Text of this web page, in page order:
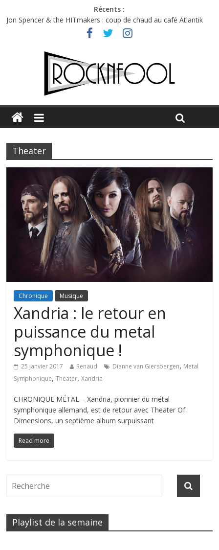
Récents :
Jon Spencer & the HITmakers : coup de chaud au café Atlantik
Hellfest 2026 vendredi : température et émotions en hausse
Hellfest 2026 jeudi : impossible de choisir entre chaleur et bonne
Première édition du Midgard Festival : entre bière, métal et
Charlie Puth à l’Olympia : la leçon de pop du Professeur Puth
Theater
Chronique Musique
Xandria : le retour en
puissance du metal
symphonique !
25 janvier 2017 Renaud Dianne van Giersbergen, Metal
Symphonique,Theater,Xandria
CHRONIQUE MÉTAL – Xandria, pionnier du métal
symphonique allemand, est de retour avec Theater Of
Dimensions, un septième album surpuissant
Read more
Playlist de la semaine